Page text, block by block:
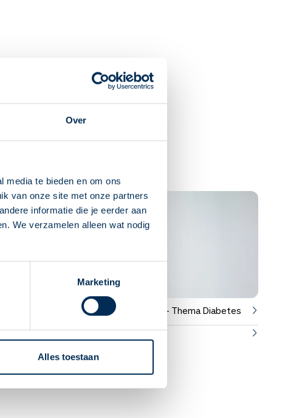
Over
media te bieden en om ons
van onze site met onze partners
informatie die je eerder aan
We verzamelen alleen wat nodig
Marketing
Alles toestaan
diabetes voor jou betekent. En
Handige informatie
Service Apotheek Magazine - Thema Diabetes
Hulp met medicijnen